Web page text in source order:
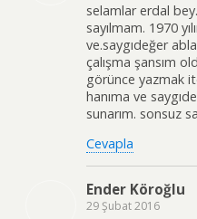
selamlar erdal
sayılmam. 1970
ve.saygıdeğer
çalışma şansım
görünce yazmak
hanıma ve
sunarım. sonsuz
Cevapla
Ender Köroğlu
29 Şubat 2016